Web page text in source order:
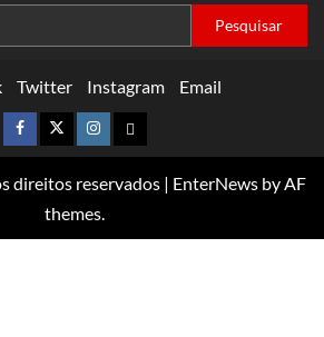
Twitter Instagram Email
direitos reservados | EnterNewsby AF
themes.